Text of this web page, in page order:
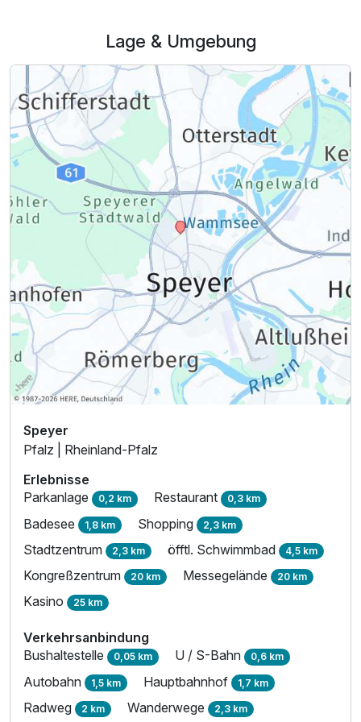
Lage & Umgebung
Speyer
Pfalz | Rheinland-Pfalz
Erlebnisse
Parkanlage 0,2 km Restaurant 0,3 km
Badesee 1,8 km Shopping 2,3 km
Stadtzentrum 2,3 km öfftl. Schwimmbad 4,5 km
Kongreßzentrum 20 km Messegelände 20 km
Kasino 25 km
Verkehrsanbindung
Bushaltestelle 0,05 km U / S-Bahn 0,6 km
Autobahn 1,5 km Hauptbahnhof 1,7 km
Radweg 2 km Wanderwege 2,3 km